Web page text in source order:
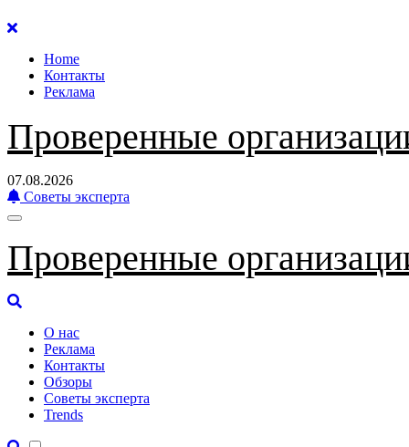
Перейти
содержанию
Home
Контакты
Реклама
Проверенные
07.08.2026
Советы эксперта
Проверенные
О нас
Реклама
Контакты
Обзоры
Советы эксперта
Trends